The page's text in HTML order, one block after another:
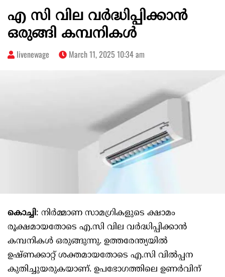
എ സി വില വർദ്ധിപ്പിക്കാൻ
ഒരുങ്ങി കമ്പനികള്‍
livenewage March 11, 2025 10:34 am
കൊച്ചി: നിർമ്മാണ സാമഗ്രികളുടെ ക്ഷാമം
രൂക്ഷമായതോടെ എ.സി വില വർദ്ധിപ്പിക്കാൻ
കമ്പനികള്‍ ഒരുങ്ങുന്നു. ഉത്തരേന്ത്യയില്‍
ഉഷ്ണക്കാറ്റ് ശക്തമായതോടെ എ.സി വില്‍പ്പന
കുതിച്ചുയരുകയാണ്. ഉപഭോഗത്തിലെ ഉണർവിന്